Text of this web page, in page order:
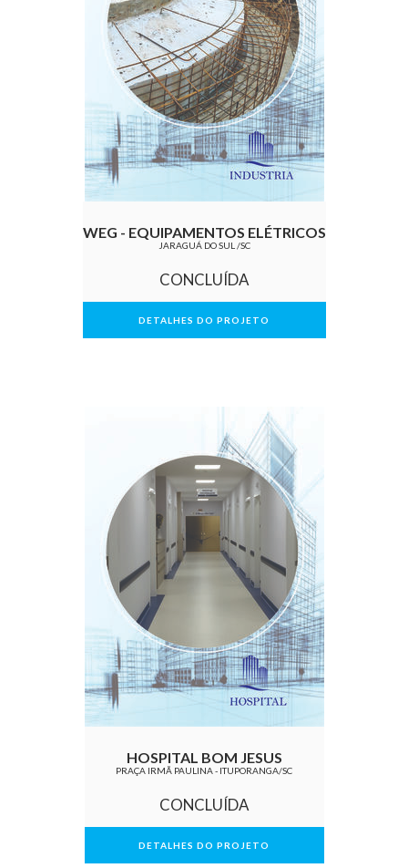
WEG - EQUIPAMENTOS ELÉTRICOS
JARAGUÁ DO SUL /SC
CONCLUÍDA
DETALHES DO PROJETO
HOSPITAL BOM JESUS
PRAÇA IRMÃ PAULINA - ITUPORANGA/SC
CONCLUÍDA
DETALHES DO PROJETO